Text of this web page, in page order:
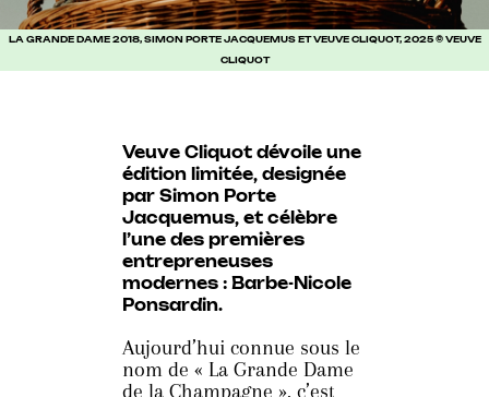
LA GRANDE DAME 2018, SIMON PORTE JACQUEMUS ET VEUVE CLIQUOT, 2025 © VEUVE
CLIQUOT
Veuve Cliquotdévoile une
édition limitée, designée
par Simon Porte
Jacquemus, et célèbre
l’une des premières
entrepreneuses
modernes : Barbe-Nicole
Ponsardin.
Aujourd’hui connue sous le
nom de « La Grande Dame
de la Champagne », c’est